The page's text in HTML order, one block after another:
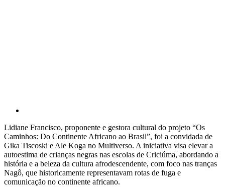
Lidiane Francisco, proponente e gestora cultural do projeto “Os
Caminhos: Do Continente Africano ao Brasil”, foi a convidada de
Gika Tiscoski e Ale Koga no Multiverso. A iniciativa visa elevar a
autoestima de crianças negras nas escolas de Criciúma, abordando a
história e a beleza da cultura afrodescendente, com foco nas tranças
Nagô, que historicamente representavam rotas de fuga e
comunicação no continente africano.